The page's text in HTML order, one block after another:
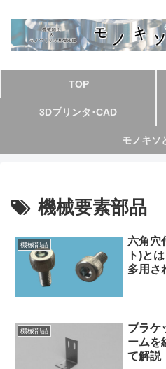
TOP
3Dプリンタ･CAD
モノキソ
機械要素部品
機械部品
六角穴
ト)と
多用さ
機械部品
ブラケ
ームを
て解説